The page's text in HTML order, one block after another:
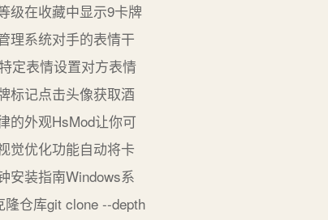
级在收藏中显示9卡牌
理系统对手的表情干
定表情设置对方表情
标记点击头像获取酒
的外观HsMod让你可
觉优化功能自动将卡
安装指南Windows系
仓库git clone --depth